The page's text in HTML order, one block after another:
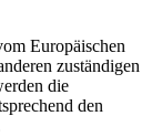
Europäischen
zuständigen
die
den